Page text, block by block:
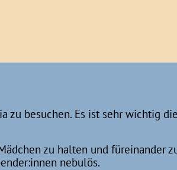
zu besuchen. Es ist sehr wichtig
zu halten und füreinander
nebulös.